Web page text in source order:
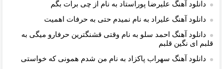
دانلود آهنگ علیرضا پوراستاد به نام از چی برات بگم
دانلود آهنگ علیراد به نام نمیدم حتی به حرفات اهمیت
دانلود آهنگ احمد سلو به نام وقتی قشنگترین حرفارو میگی به
قلبم ای نگین قلبم
دانلود آهنگ سهراب پاکزاد به نام من شدم همونی که خواستی